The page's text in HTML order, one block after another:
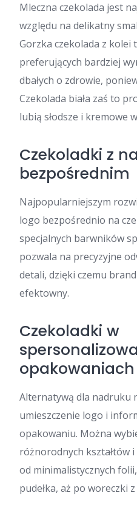
Mleczna czekolada jest
względu na delikatny
Gorzka czekolada z kolei
preferujących bardziej
dbałych o zdrowie,
Czekolada biała zaś to
lubią słodsze i kremowe
Czekoladki z
bezpośrednim
Najpopularniejszym
logo bezpośrednio na
specjalnych barwników
pozwala na precyzyjne
detali, dzięki czemu
efektowny.
Czekoladki w
opakowaniach
Alternatywą dla nadruku
umieszczenie logo i
opakowaniu. Można
różnorodnych kształtów
od minimalistycznych
pudełka, aż po woreczki